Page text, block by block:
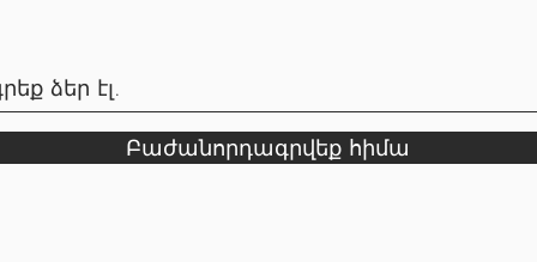
Բաժանորդագրվեք հիմա